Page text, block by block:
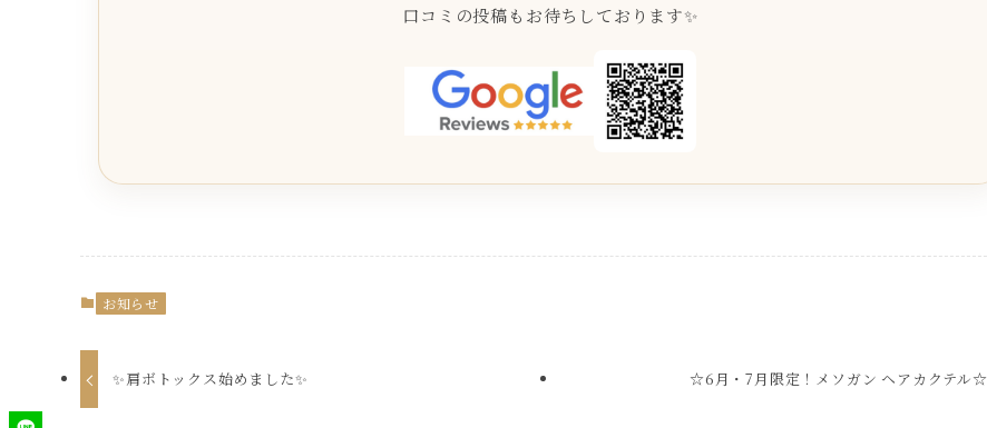
口コミの投稿もお待ちしております✨
お知らせ
✨肩ボトックス始めました✨ ☆6月・7月限定！メソガン ヘアカクテル☆